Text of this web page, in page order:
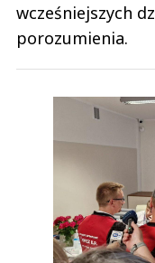
wcześniejszych
porozumienia.